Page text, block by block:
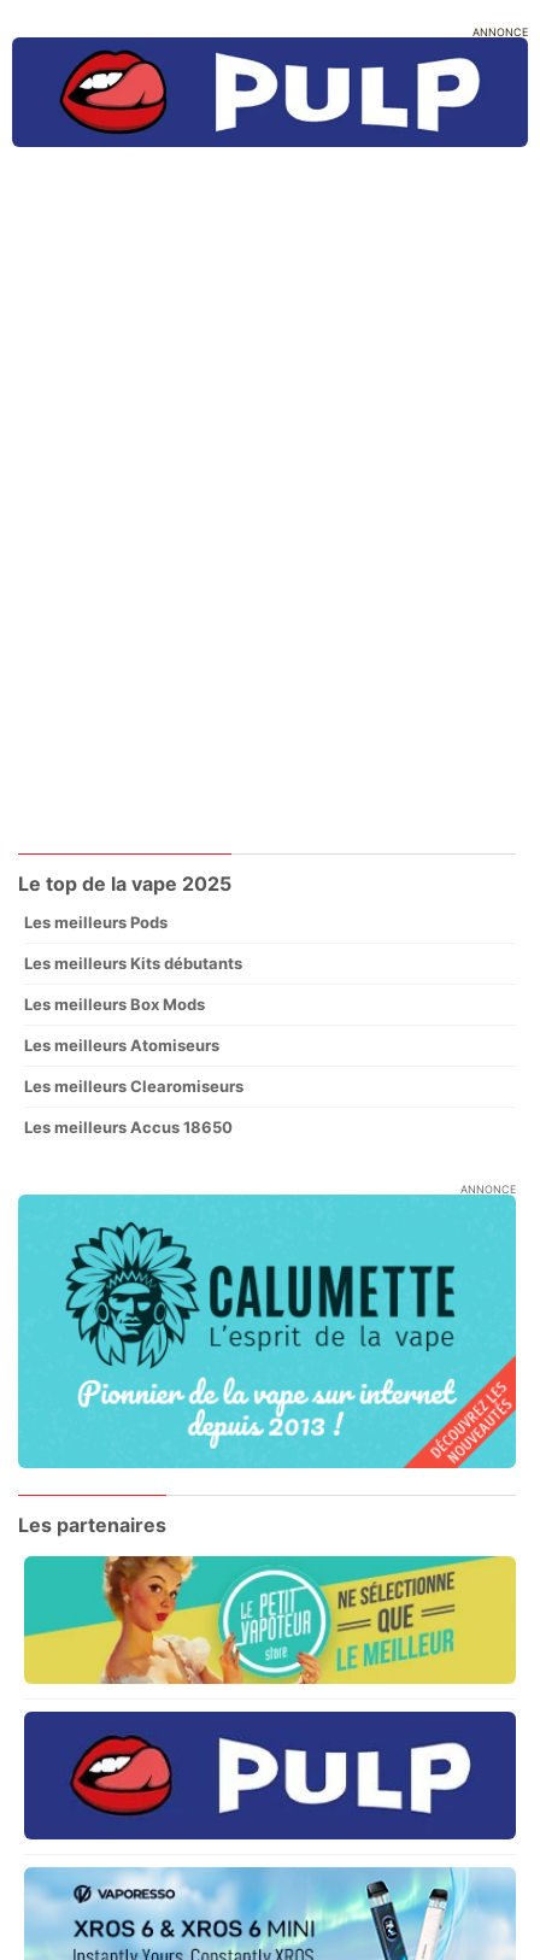
ANNONCE
Le top de la vape 2025
Les meilleurs Pods
Les meilleurs Kits débutants
Les meilleurs Box Mods
Les meilleurs Atomiseurs
Les meilleurs Clearomiseurs
Les meilleurs Accus 18650
ANNONCE
Les partenaires